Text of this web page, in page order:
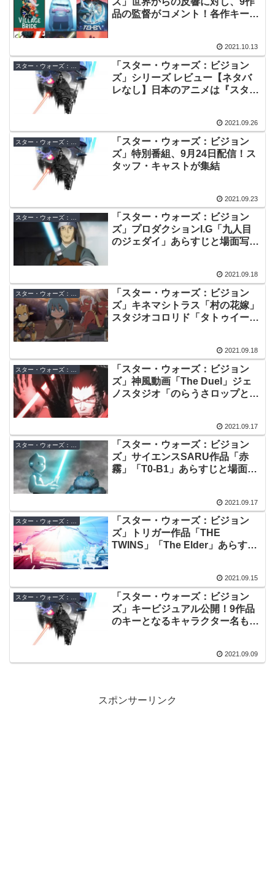
品の監督がコメント！各作キービ
2021.10.13
「スター・ウォーズ：ビジョン
ズ」シリーズ レビュー【ネタバ
レなし】日本のアニメは『スタ
2021.09.26
「スター・ウォーズ：ビジョン
ズ」特別番組、9月24日配信！ス
タッフ・キャストが集結
2021.09.23
スター・ウォーズ：ビジョンズ
「スター・ウォーズ：ビジョン
ズ」プロダクションI.G「九人目
のジェダイ」あらすじと場面写真
2021.09.18
「スター・ウォーズ：ビジョン
ズ」キネマシトラス「村の花嫁」
スタジオコロリド「タトゥイー
2021.09.18
「スター・ウォーズ：ビジョン
ズ」神風動画「The Duel」ジェ
ノスタジオ「のらうさロップと緋
2021.09.17
スター・ウォーズ：ビジョンズ
「スター・ウォーズ：ビジョン
ズ」サイエンスSARU作品「赤
霧」「T0-B1」あらすじと場面写
2021.09.17
「スター・ウォーズ：ビジョン
ズ」トリガー作品「THE
TWINS」「The Elder」あらすじ
2021.09.15
「スター・ウォーズ：ビジョン
ズ」キービジュアル公開！9作品
のキーとなるキャラクター名も明
2021.09.09
スポンサーリンク